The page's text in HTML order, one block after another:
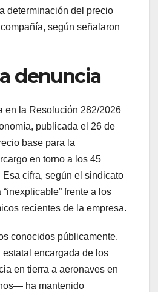
determinación del precio
según señalaron
denuncia
en la Resolución 282/2026
publicada el 26 de
base para la
en torno a los 45
cifra, según el sindicato
frente a los
recientes de la empresa.
conocidos públicamente,
encargada de los
en tierra a aeronaves en
ha mantenido